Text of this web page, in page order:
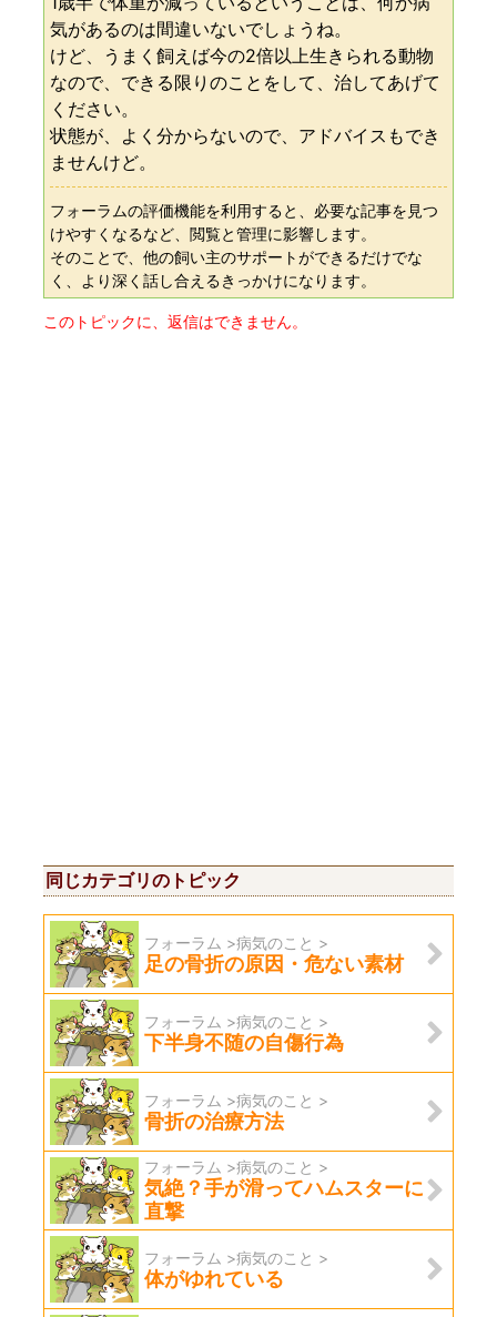
気があるのは間違いないでしょうね。
けど、うまく飼えば今の2倍以上生きられる動物
なので、できる限りのことをして、治してあげて
ください。
状態が、よく分からないので、アドバイスもでき
ませんけど。
フォーラムの評価機能を利用すると、必要な記事を見つ
けやすくなるなど、閲覧と管理に影響します。
そのことで、他の飼い主のサポートができるだけでな
く、より深く話し合えるきっかけになります。
このトピックに、返信はできません。
同じカテゴリのトピック
フォーラム >病気のこと >
足の骨折の原因・危ない素材
フォーラム >病気のこと >
下半身不随の自傷行為
フォーラム >病気のこと >
骨折の治療方法
フォーラム >病気のこと >
気絶？手が滑ってハムスターに
直撃
フォーラム >病気のこと >
体がゆれている